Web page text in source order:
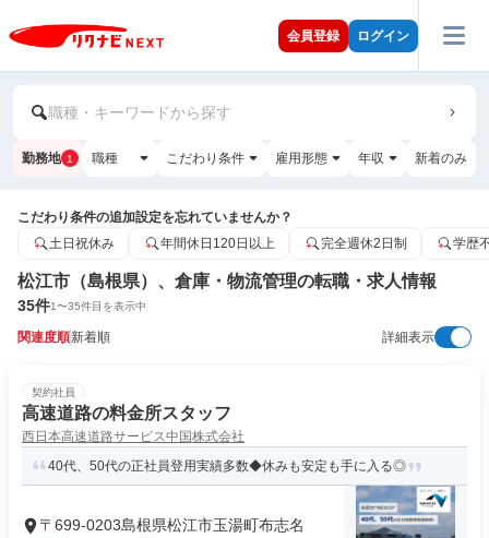
会員登録 ログイン
職種・キーワードから探す
勤務地 1 職種 こだわり条件 雇用形態 年収 新着のみ
こだわり条件の追加設定を忘れていませんか？
土日祝休み
年間休日120日以上 完全週休2日制 学歴
松江市（島根県）、倉庫・物流管理の転職・求人情報
35件1〜35件目を表示中
関連度順新着順 詳細表示
契約社員
高速道路の料金所スタッフ
西日本高速道路サービス中国株式会社
40代、50代の正社員登用実績多数◆休みも安定も手に入る◎
〒699-0203島根県松江市玉湯町布志名